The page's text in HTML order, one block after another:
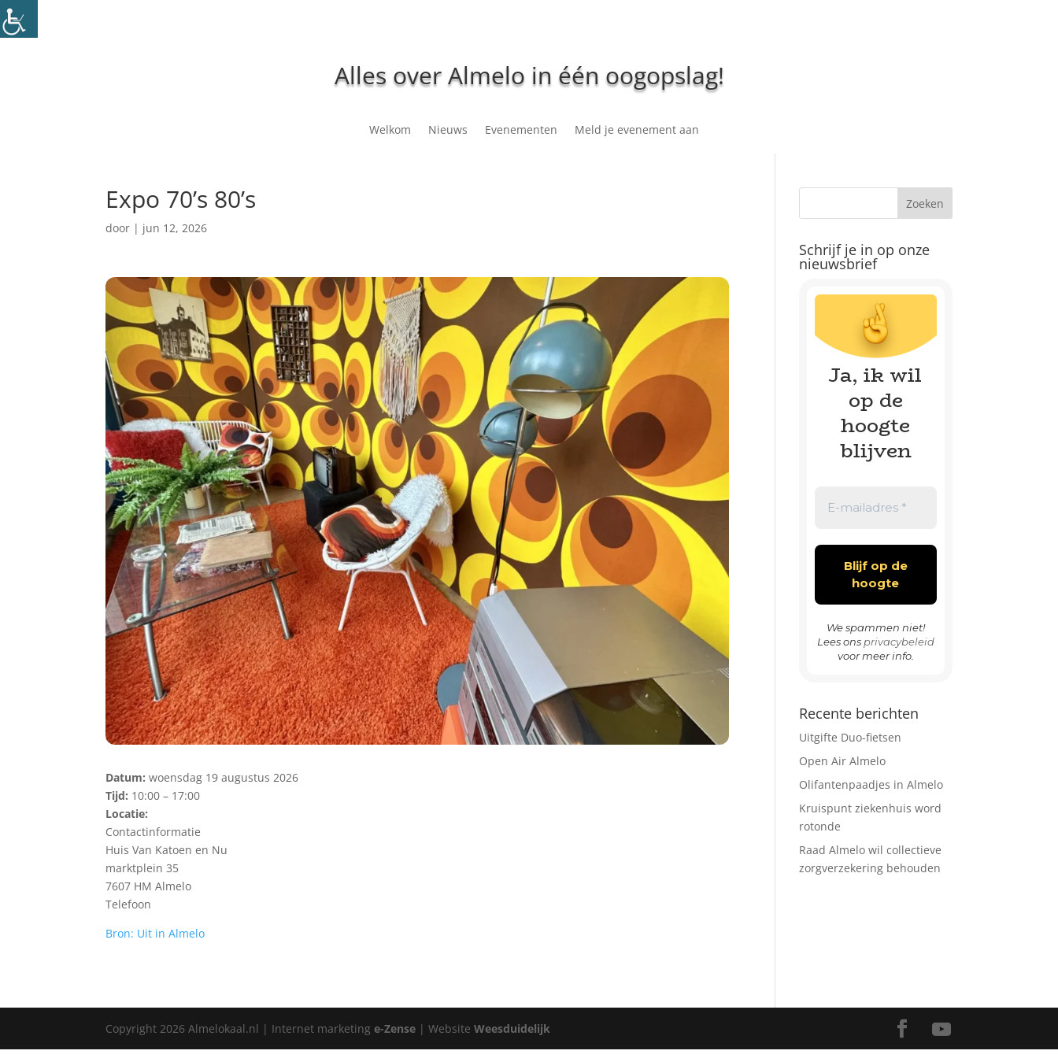
Alles over Almelo in één oogopslag!
Welkom Nieuws Evenementen Meld je evenement aan
Expo 70’s 80’s
door | jun 12, 2026
Datum: woensdag 19 augustus 2026
Tijd: 10:00 – 17:00
Locatie:
Contactinformatie
Huis Van Katoen en Nu
marktplein 35
7607 HM Almelo
Telefoon
Bron: Uit in Almelo
Schrijf je in op onze
nieuwsbrief
Ja, ik wil
op de
hoogte
blijven
We spammen niet!
Lees ons privacybeleid
voor meer info.
Recente berichten
Uitgifte Duo-fietsen
Open Air Almelo
Olifantenpaadjes in Almelo
Kruispunt ziekenhuis word
rotonde
Raad Almelo wil collectieve
zorgverzekering behouden
Copyright 2026 Almelokaal.nl | Internet marketinge-Zense | WebsiteWeesduidelijk